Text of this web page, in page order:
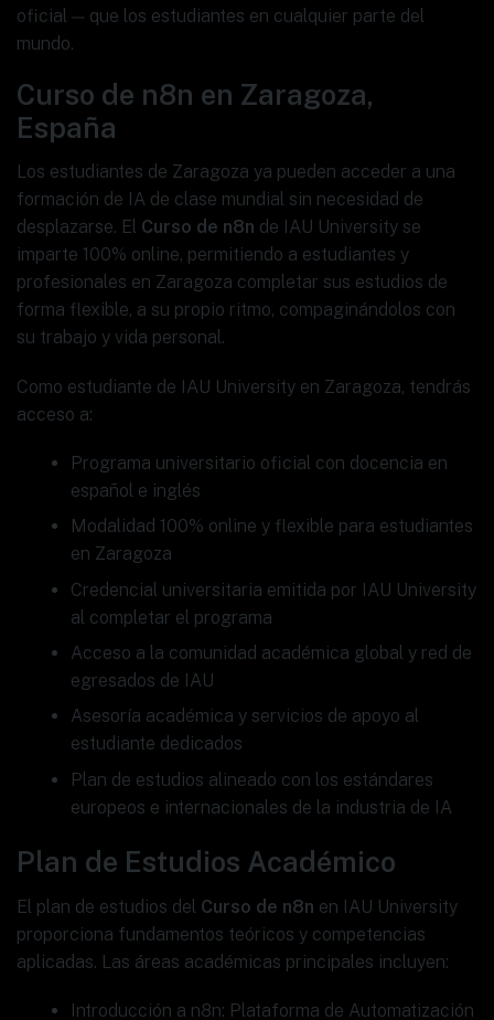
oficial — que los estudiantes en cualquier parte del
mundo.
Curso de n8n en Zaragoza,
España
Los estudiantes de Zaragoza ya pueden acceder a una
formación de IA de clase mundial sin necesidad de
desplazarse. El Curso de n8n de IAU University se
imparte 100% online, permitiendo a estudiantes y
profesionales en Zaragoza completar sus estudios de
forma flexible, a su propio ritmo, compaginándolos con
su trabajo y vida personal.
Como estudiante de IAU University en Zaragoza, tendrás
acceso a:
Programa universitario oficial con docencia en
español e inglés
Modalidad 100% online y flexible para estudiantes
en Zaragoza
Credencial universitaria emitida por IAU University
al completar el programa
Acceso a la comunidad académica global y red de
egresados de IAU
Asesoría académica y servicios de apoyo al
estudiante dedicados
Plan de estudios alineado con los estándares
europeos e internacionales de la industria de IA
Plan de Estudios Académico
El plan de estudios del Curso de n8n en IAU University
proporciona fundamentos teóricos y competencias
aplicadas. Las áreas académicas principales incluyen:
Introducción a n8n: Plataforma de Automatización